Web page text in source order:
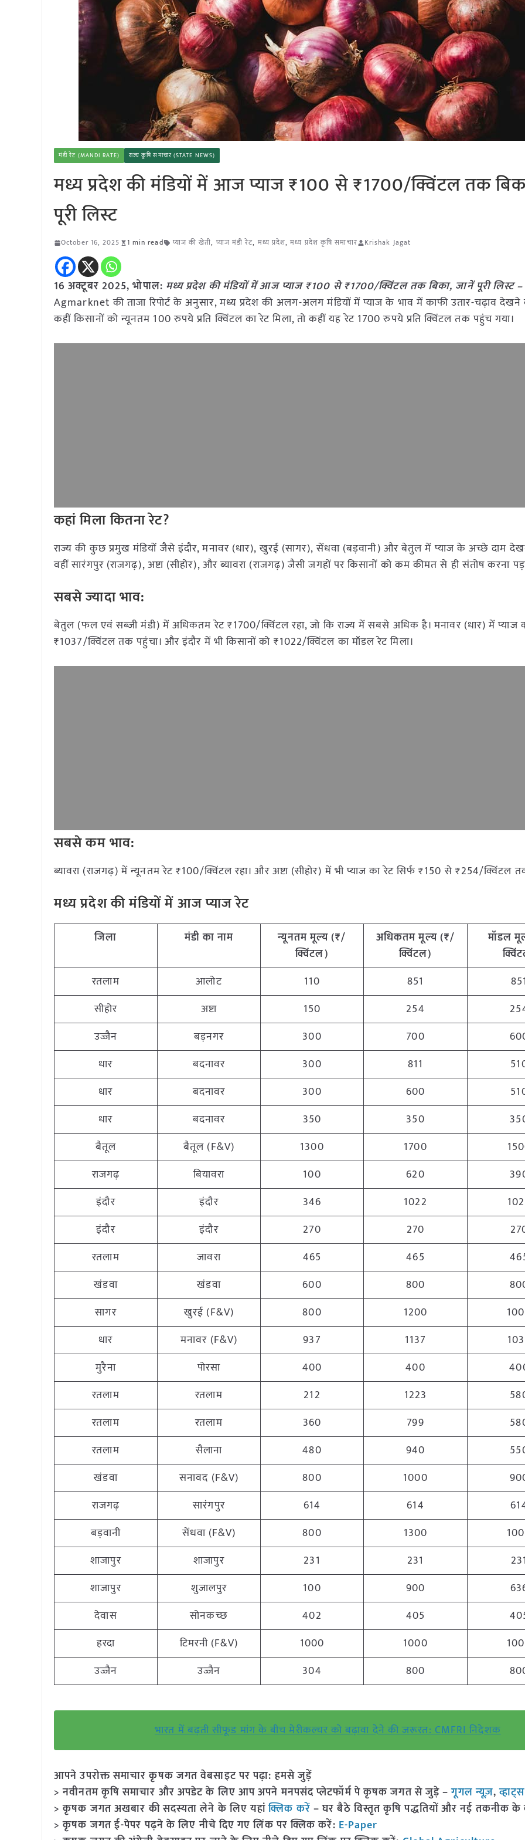
मंडी रेट (MANDI RATE) राज्य कृषि समाचार (STATE NEWS)
मध्य प्रदेश की मंडियों में आज प्याज ₹100 से ₹1700/क्विंटल तक
पूरी लिस्ट
October 16, 2025 1 min read प्याज की खेती, प्याज मंडी रेट, मध्य प्रदेश,मध्य प्रदेश कृषि समाचार Krishak Jagat
16 अक्टूबर 2025, भोपाल: मध्य प्रदेश की मंडियों में आज प्याज ₹100 से ₹1700/क्विंटल तक बिका, जानें पूरी लिस्ट –
Agmarknet की ताजा रिपोर्ट के अनुसार, मध्य प्रदेश की अलग-अलग मंडियों में प्याज के भाव में काफी उतार-चढ़ाव देखने
कहीं किसानों को न्यूनतम 100 रुपये प्रति क्विंटल का रेट मिला, तो कहीं यह रेट 1700 रुपये प्रति क्विंटल तक पहुंच गया।
कहां मिला कितना रेट?
राज्य की कुछ प्रमुख मंडियों जैसे इंदौर, मनावर (धार), खुरई (सागर), सेंधवा (बड़वानी) और बेतुल में प्याज के अच्छे दाम
वहीं सारंगपुर (राजगढ़), अष्टा (सीहोर), और ब्यावरा (राजगढ़) जैसी जगहों पर किसानों को कम कीमत से ही संतोष करना
सबसे ज्यादा भाव:
बेतुल (फल एवं सब्जी मंडी) में अधिकतम रेट ₹1700/क्विंटल रहा, जो कि राज्य में सबसे अधिक है। मनावर (धार) में प्याज
₹1037/क्विंटल तक पहुंचा। और इंदौर में भी किसानों को ₹1022/क्विंटल का मॉडल रेट मिला।
सबसे कम भाव:
ब्यावरा (राजगढ़) में न्यूनतम रेट ₹100/क्विंटल रहा। और अष्टा (सीहोर) में भी प्याज का रेट सिर्फ ₹150 से ₹254/क्विंटल
मध्य प्रदेश की मंडियों में आज प्याज रेट
जिला मंडी का नाम
न्यूनतम मूल्य (₹/
क्विंटल)
अधिकतम मूल्य (₹/
क्विंटल)
मॉडल
रतलाम
आलोट 110 851
851
सीहोर
अष्टा 150 254
उज्जैन
बड़नगर 300 700
धार
बदनावर 300 811
धार
बदनावर 300 600
धार
बदनावर 350 350
बैतूल
बैतूल (F&V) 1300 1700
राजगढ़
बियावरा 100 620
इंदौर
इंदौर 346 1022
इंदौर
इंदौर 270 270
रतलाम
जावरा 465 465
खंडवा
खंडवा 600 800
सागर
खुरई (F&V) 800 1200
धार
मनावर (F&V) 937 1137
मुरैना
पोरसा 400 400
रतलाम
रतलाम 212 1223
रतलाम
रतलाम 360 799
रतलाम
सैलाना 480 940
खंडवा
सनावद (F&V) 800 1000
राजगढ़
सारंगपुर 614 614
बड़वानी
सेंधवा (F&V) 800 1300
शाजापुर
शाजापुर 231 231
231
शाजापुर
शुजालपुर 100 900
देवास
सोनकच्छ 402 405
हरदा
टिमरनी (F&V) 1000 1000
उज्जैन
उज्जैन 304 800
भारत में बढ़ती सीफूड मांग के बीच मेरीकल्चर को बढ़ावा देने की जरूरत: CMFRI निदेशक
आपने उपरोक्त समाचार कृषक जगत वेबसाइट पर पढ़ा: हमसे जुड़ें
> नवीनतम कृषि समाचार और अपडेट के लिए आप अपने मनपसंद प्लेटफॉर्म पे कृषक जगत से जुड़े –गूगल न्यूज़,
> कृषक जगत अखबार की सदस्यता लेने के लिए यहांक्लिक करें – घर बैठे विस्तृत कृषि पद्धतियों और नई तकनीक के
> कृषक जगत ई-पेपर पढ़ने के लिए नीचे दिए गए लिंक पर क्लिक करें: E-Paper